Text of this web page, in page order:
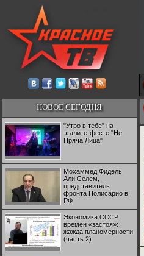
НОВОЕ СЕГОДНЯ
"Утро в тебе" на
эгалите-фесте "Не
Пряча Лица"
Мохаммед Фидель
Али Селем,
представитель
фронта Полисарио в
РФ
Экономика СССР
времен «застоя»:
жажда планомерности
(часть 2)